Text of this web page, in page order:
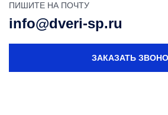
ПИШИТЕ НА ПОЧТУ
info@dveri-sp.ru
ЗАКАЗАТЬ